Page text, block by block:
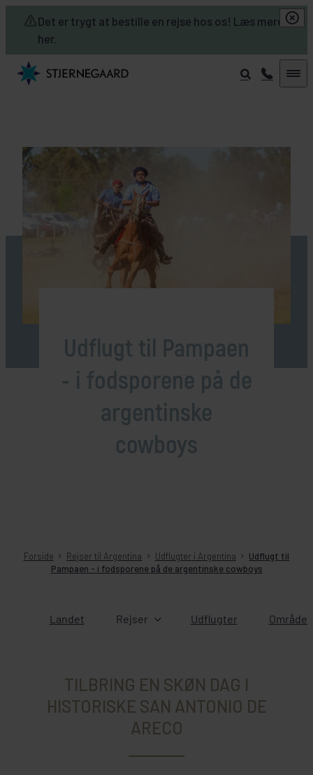
Det er trygt at bestille en rejse hos os! Læs mere
her.
Skip to main content
Udflugt til Pampaen
- i fodsporene på de
argentinske
cowboys
Forside Rejser til Argentina Udflugter i Argentina
Udflugt til
Pampaen - i fodsporene på de argentinske cowboys
Landet Rejser Udflugter
TILBRING EN SKØN DAG I
HISTORISKE SAN ANTONIO DE
ARECO